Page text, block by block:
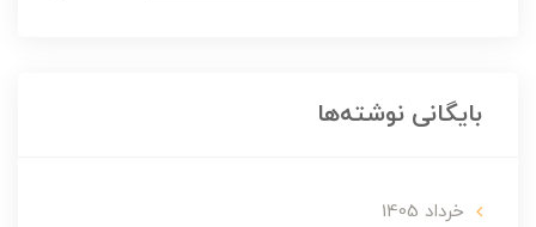
بایگانی نوشته‌ها
خرداد 1405